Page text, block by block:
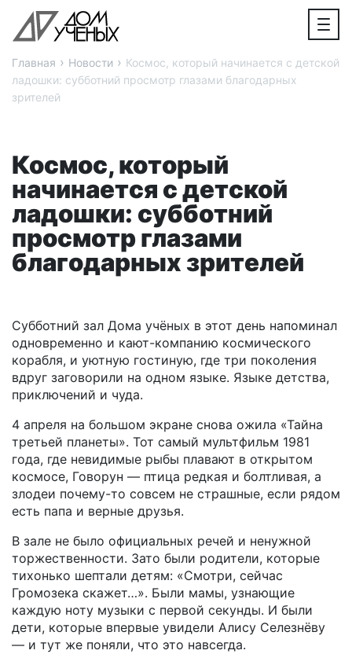
Главная › Новости › Космос, который начинается с детской
ладошки: субботний просмотр глазами благодарных
зрителей
Космос, который
начинается с детской
ладошки: субботний
просмотр глазами
благодарных зрителей
Субботний зал Дома учёных в этот день напоминал
одновременно и кают-компанию космического
корабля, и уютную гостиную, где три поколения
вдруг заговорили на одном языке. Языке детства,
приключений и чуда.
4 апреля на большом экране снова ожила «Тайна
третьей планеты». Тот самый мультфильм 1981
года, где невидимые рыбы плавают в открытом
космосе, Говорун — птица редкая и болтливая, а
злодеи почему-то совсем не страшные, если рядом
есть папа и верные друзья.
В зале не было официальных речей и ненужной
торжественности. Зато были родители, которые
тихонько шептали детям: «Смотри, сейчас
Громозека скажет…». Были мамы, узнающие
каждую ноту музыки с первой секунды. И были
дети, которые впервые увидели Алису Селезнёву
— и тут же поняли, что это навсегда.